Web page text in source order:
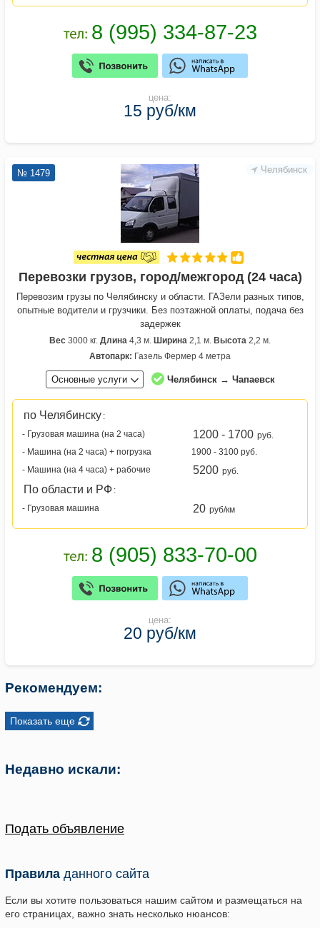
цена:
15 руб/км
Челябинск
№ 1479
Перевозки грузов, город/межгород (24 часа)
Перевозим грузы по Челябинску и области. ГАЗели разных типов,
опытные водители и грузчики. Без поэтажной оплаты, подача без
задержек
Вес 3000 кг. Длина 4,3 м. Ширина 2,1 м. Высота 2,2 м.
Автопарк: Газель Фермер 4 метра
Основные услуги Челябинск → Чапаевск
по Челябинску :
- Грузовая машина (на 2 часа)
1200 - 1700 руб.
- Машина (на 2 часа) + погрузка
1900 - 3100 руб.
- Машина (на 4 часа) + рабочие
5200 руб.
По области и РФ :
- Грузовая машина
20 руб/км
цена:
20 руб/км
Рекомендуем:
Показать еще
Недавно искали:
Подать объявление
Правила данного сайта
Если вы хотите пользоваться нашим сайтом и размещаться на
его страницах, важно знать несколько нюансов: